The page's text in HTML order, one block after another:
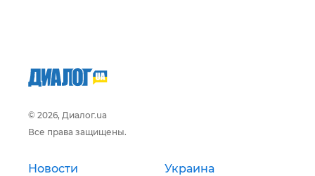
© 2026, Диалог.ua
Все права защищены.
Новости Украина